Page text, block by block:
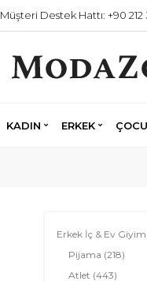
Müşteri Destek Hattı: +90 212
KADIN ERKEK
Erkek İç & Ev Giyim
Pijama (218)
Atlet (443)